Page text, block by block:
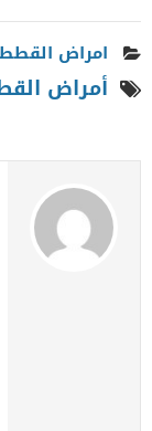
امراض القطط
أمراض